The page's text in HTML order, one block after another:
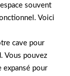
souvent
Voici
cave pour
Vous pouvez
expansé pour